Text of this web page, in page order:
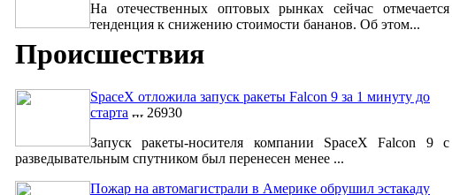
На отечественных оптовых рынках сейчас отмечается
тенденция к снижению стоимости бананов. Об этом...
Происшествия
SpaceX отложила запуск ракеты Falcon 9 за 1 минуту до
старта
26930
Запуск ракеты-носителя компании SpaceX Falcon 9 с
разведывательным спутником был перенесен менее ...
Пожар на автомагистрали в Америке обрушил эстакаду